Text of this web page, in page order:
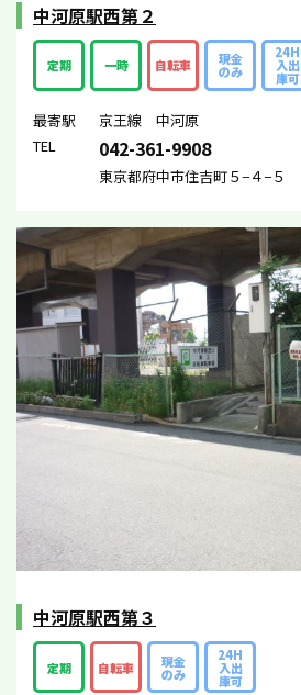
中河原駅西第２
定期 一時 自転車 現金
のみ
24H
入出
庫可
最寄駅
京王線 中河原
TEL
042-361-9908
東京都府中市住吉町５−４−５
中河原駅西第３
定期 自転車 現金
のみ
24H
入出
庫可